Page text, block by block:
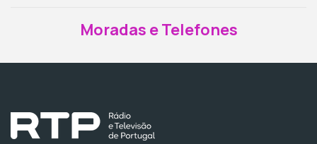
Moradas e Telefones